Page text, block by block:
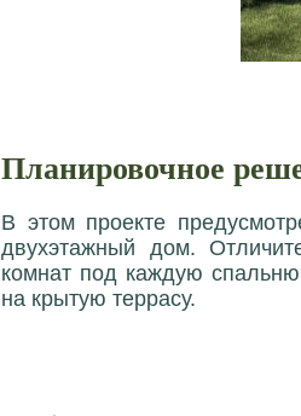
Планировочное
В этом проекте
двухэтажный дом.
комнат под каждую
на крытую террасу.